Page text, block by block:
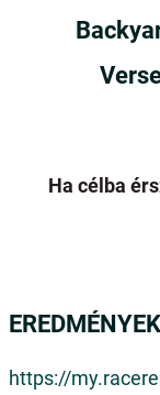
Ha célba
https://